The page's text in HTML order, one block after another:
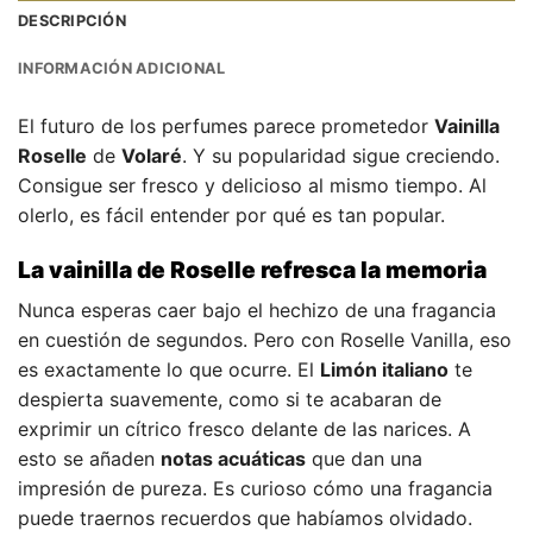
DESCRIPCIÓN
INFORMACIÓN ADICIONAL
El futuro de los perfumes parece prometedor Vainilla
Roselle de Volaré. Y su popularidad sigue creciendo.
Consigue ser fresco y delicioso al mismo tiempo. Al
olerlo, es fácil entender por qué es tan popular.
La vainilla de Roselle refresca la memoria
Nunca esperas caer bajo el hechizo de una fragancia
en cuestión de segundos. Pero con Roselle Vanilla, eso
es exactamente lo que ocurre. El Limón italiano te
despierta suavemente, como si te acabaran de
exprimir un cítrico fresco delante de las narices. A
esto se añaden notas acuáticas que dan una
impresión de pureza. Es curioso cómo una fragancia
puede traernos recuerdos que habíamos olvidado.